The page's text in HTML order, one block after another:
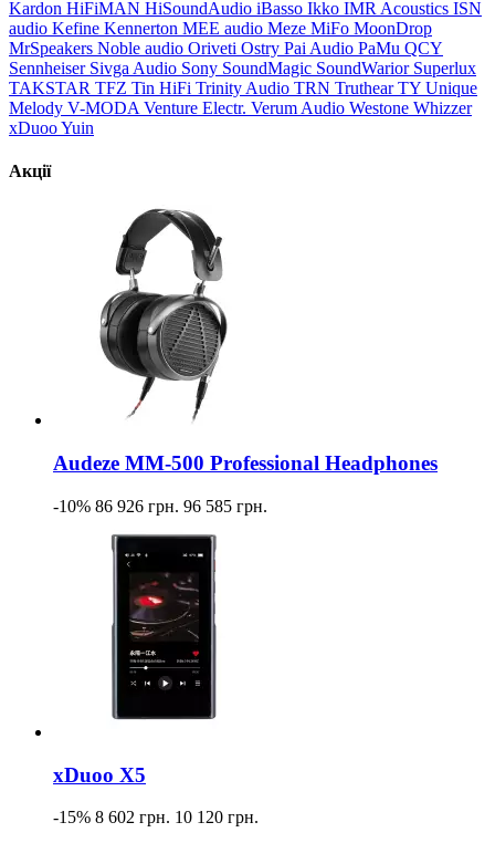
Kardon HiFiMAN HiSoundAudio iBasso Ikko IMR Acoustics ISN
audio Kefine Kennerton MEE audio Meze MiFo MoonDrop
MrSpeakers Noble audio Oriveti Ostry Pai Audio PaMu QCY
Sennheiser Sivga Audio Sony SoundMagic SoundWarior Superlux
TAKSTAR TFZ Tin HiFi Trinity Audio TRN TruthearTY Unique
Melody V-MODA Venture Electr. Verum Audio Westone Whizzer
xDuooYuin
Акції
Audeze MM-500 Professional Headphones
-10% 86 926 грн. 96 585 грн.
xDuoo X5
-15% 8 602 грн. 10 120 грн.